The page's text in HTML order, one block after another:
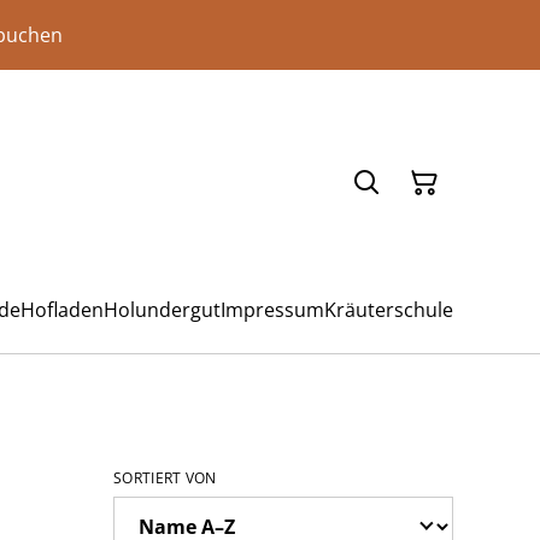
HofladenHolundergutImpressumKräuterschule
SORTIERT VON